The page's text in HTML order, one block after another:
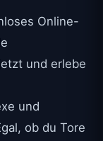
Online-
und erlebe
und
ob du Tore